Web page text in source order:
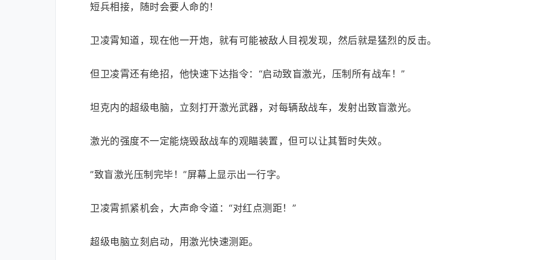
短兵相接，随时会要人命的！
卫凌霄知道，现在他一开炮，就有可能被敌人目视发现，然后就是猛烈的反击。
但卫凌霄还有绝招，他快速下达指令：“启动致盲激光，压制所有战车！”
坦克内的超级电脑，立刻打开激光武器，对每辆敌战车，发射出致盲激光。
激光的强度不一定能烧毁敌战车的观瞄装置，但可以让其暂时失效。
”致盲激光压制完毕！”屏幕上显示出一行字。
卫凌霄抓紧机会，大声命令道：“对红点测距！”
超级电脑立刻启动，用激光快速测距。